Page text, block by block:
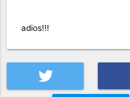
adios!!!